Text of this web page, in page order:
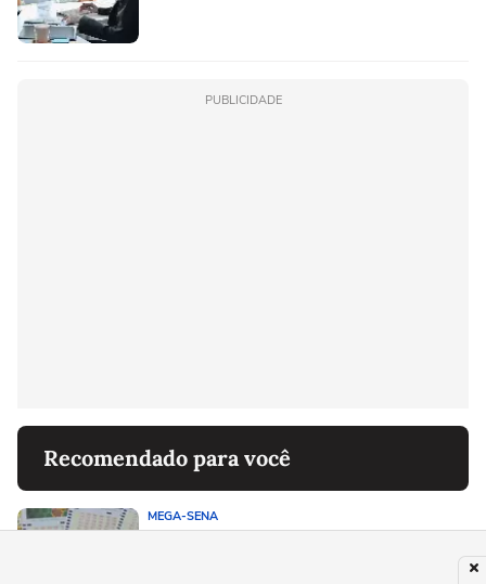
PUBLICIDADE
Recomendado para você
MEGA-SENA